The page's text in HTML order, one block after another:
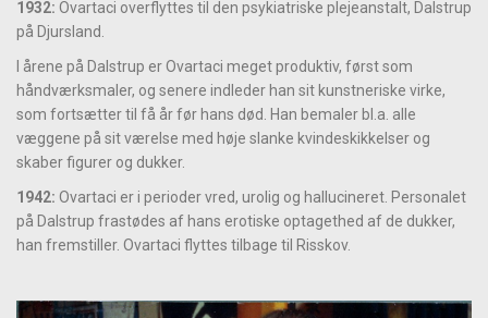
1932: Ovartaci overflyttes til den psykiatriske plejeanstalt, Dalstrup
på Djursland.
I årene på Dalstrup er Ovartaci meget produktiv, først som
håndværksmaler, og senere indleder han sit kunstneriske virke,
som fortsætter til få år før hans død. Han bemaler bl.a. alle
væggene på sit værelse med høje slanke kvindeskikkelser og
skaber figurer og dukker.
1942: Ovartaci er i perioder vred, urolig og hallucineret. Personalet
på Dalstrup frastødes af hans erotiske optagethed af de dukker,
han fremstiller. Ovartaci flyttes tilbage til Risskov.